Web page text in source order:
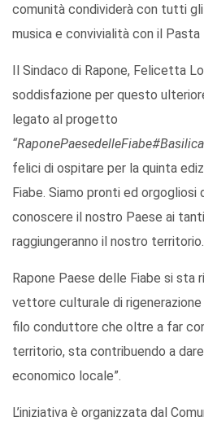
comunità condividerà con tutti
musica e convivialità con il Pasta
Il Sindaco di Rapone, Felicetta
soddisfazione per questo
legato al progetto
felici di ospitare per la quinta
Fiabe. Siamo pronti ed orgogliosi
conoscere il nostro Paese ai
raggiungeranno il nostro territorio.
Rapone Paese delle Fiabe si sta
vettore culturale di
filo conduttore che oltre a far
territorio, sta contribuendo a
economico locale”.
L’iniziativa è organizzata dal